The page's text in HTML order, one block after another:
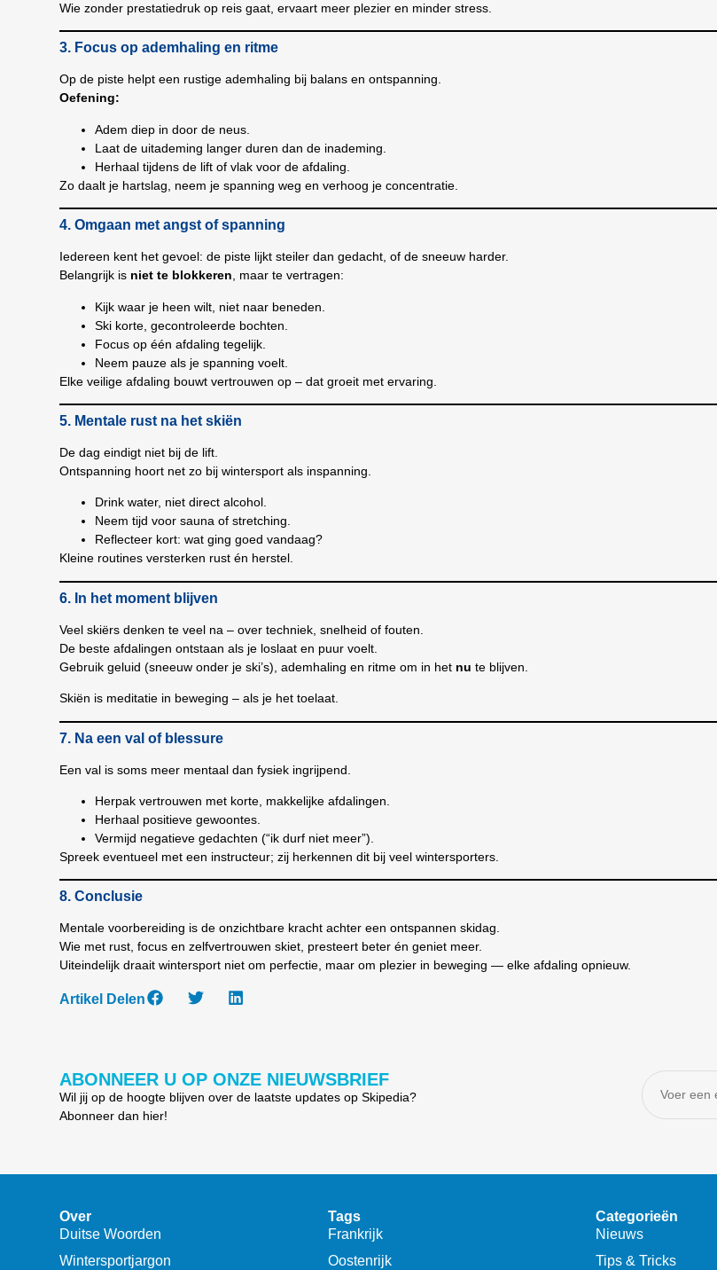
Wie zonder prestatiedruk op reis gaat, ervaart meer plezier en minder stress.
3. Focus op ademhaling en ritme
Op de piste helpt een rustige ademhaling bij balans en ontspanning.
Oefening:
Adem diep in door de neus.
Laat de uitademing langer duren dan de inademing.
Herhaal tijdens de lift of vlak voor de afdaling.
Zo daalt je hartslag, neem je spanning weg en verhoog je concentratie.
4. Omgaan met angst of spanning
Iedereen kent het gevoel: de piste lijkt steiler dan gedacht, of de sneeuw harder.
Belangrijk is niet te blokkeren , maar te vertragen:
Kijk waar je heen wilt, niet naar beneden.
Ski korte, gecontroleerde bochten.
Focus op één afdaling tegelijk.
Neem pauze als je spanning voelt.
Elke veilige afdaling bouwt vertrouwen op – dat groeit met ervaring.
5. Mentale rust na het skiën
De dag eindigt niet bij de lift.
Ontspanning hoort net zo bij wintersport als inspanning.
Drink water, niet direct alcohol.
Neem tijd voor sauna of stretching.
Reflecteer kort: wat ging goed vandaag?
Kleine routines versterken rust én herstel.
6. In het moment blijven
Veel skiërs denken te veel na – over techniek, snelheid of fouten.
De beste afdalingen ontstaan als je loslaat en puur voelt.
Gebruik geluid (sneeuw onder je ski’s), ademhaling en ritme om in het nu te blijven.
Skiën is meditatie in beweging – als je het toelaat.
7. Na een val of blessure
Een val is soms meer mentaal dan fysiek ingrijpend.
Herpak vertrouwen met korte, makkelijke afdalingen.
Herhaal positieve gewoontes.
Vermijd negatieve gedachten (“ik durf niet meer”).
Spreek eventueel met een instructeur; zij herkennen dit bij veel wintersporters.
8. Conclusie
Mentale voorbereiding is de onzichtbare kracht achter een ontspannen skidag.
Wie met rust, focus en zelfvertrouwen skiet, presteert beter én geniet meer.
Uiteindelijk draait wintersport niet om perfectie, maar om plezier in beweging — elke afdaling opnieuw.
Artikel Delen
ABONNEER U OP ONZE NIEUWSBRIEF
Wil jij op de hoogte blijven over de laatste updates op Skipedia?
Abonneer dan hier!
Over
Duitse Woorden
Wintersportjargon
Tags
Frankrijk
Oostenrijk
Categorieën
Nieuws
Tips & Tricks